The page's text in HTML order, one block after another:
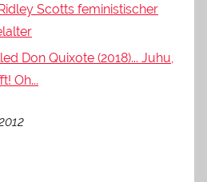
Scotts feministischer
Don Quixote (2018)... Juhu,
Oh...